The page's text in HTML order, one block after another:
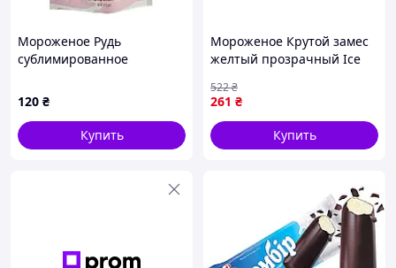
Мороженое Рудь
сублимированное
120 ₴
Купить
Мороженое Крутой замес
желтый прозрачный Ice
MONSTERGUM
261 ₴
522₴
Купить